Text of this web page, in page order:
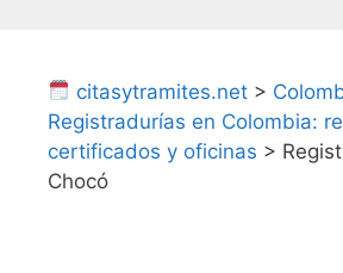
citasytramites.net >
Registradurías en Colombia:
certificados y oficinas >
Chocó